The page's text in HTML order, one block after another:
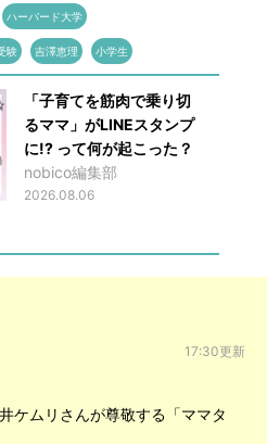
ハーバード大学
験 吉澤恵理 小学生
「子育てを筋肉で乗り切
るママ」がLINEスタンプ
に!? って何が起こった？
nobico編集部
2026.08.06
17:30更新
ケムリさんが尊敬する「ママタ